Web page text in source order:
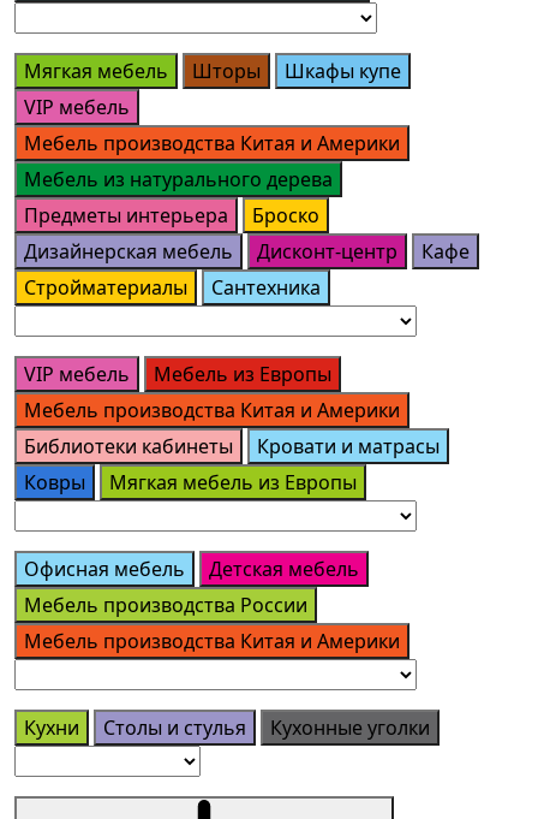
Мягкая мебель Шторы
Шкафы купе
VIP мебель
Мебель производства Китая и Америки
Мебель из натурального дерева
Предметы интерьера
Броско
Дизайнерская мебель
Дисконт-центр
Кафе
Стройматериалы
Сантехника
VIP мебель
Мебель из Европы
Мебель производства Китая и Америки
Библиотеки кабинеты
Кровати и матрасы
Ковры
Мягкая мебель из Европы
Офисная мебель
Детская мебель
Мебель производства России
Мебель производства Китая и Америки
Кухни Столы и стулья Кухонные уголки